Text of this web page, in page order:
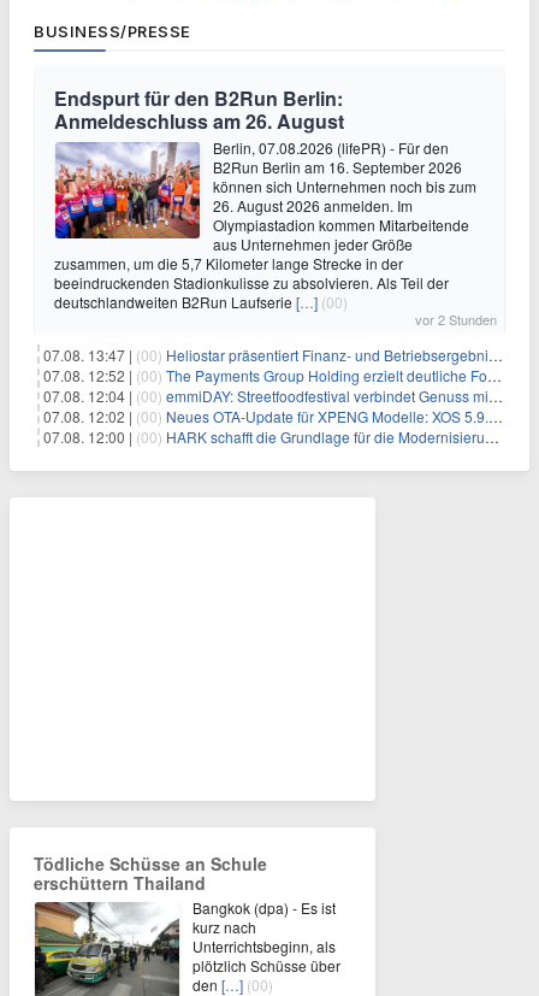
BUSINESS/PRESSE
Endspurt für den B2Run Berlin:
Anmeldeschluss am 26. August
Berlin, 07.08.2026 (lifePR) - Für den
B2Run Berlin am 16. September 2026
können sich Unternehmen noch bis zum
26. August 2026 anmelden. Im
Olympiastadion kommen Mitarbeitende
aus Unternehmen jeder Größe
zusammen, um die 5,7 Kilometer lange Strecke in der
beeindruckenden Stadionkulisse zu absolvieren. Als Teil der
deutschlandweiten B2Run Laufserie […] (00)
vor 2 Stunden
07.08. 13:47 | (00) Heliostar präsentiert Finanz- und Betriebsergebnis für das zweite Quartal 2026 mit Goldproduktion und Barreserven in Rekordhöhe
07.08. 12:52 | (00) The Payments Group Holding erzielt deutliche Fortschritte bei ihren AI-Projekten
07.08. 12:04 | (00) emmiDAY: Streetfoodfestival verbindet Genuss mit Engagement gegen Brustkrebs
07.08. 12:02 | (00) Neues OTA-Update für XPENG Modelle: XOS 5.9.5 erweitert Sicherheits-, Lade- und Komfortfunktionen
07.08. 12:00 | (00) HARK schafft die Grundlage für die Modernisierung seiner IBM i-Anwendungen
Tödliche Schüsse an Schule
erschüttern Thailand
Bangkok (dpa) - Es ist
kurz nach
Unterrichtsbeginn, als
plötzlich Schüsse über
den […] (00)